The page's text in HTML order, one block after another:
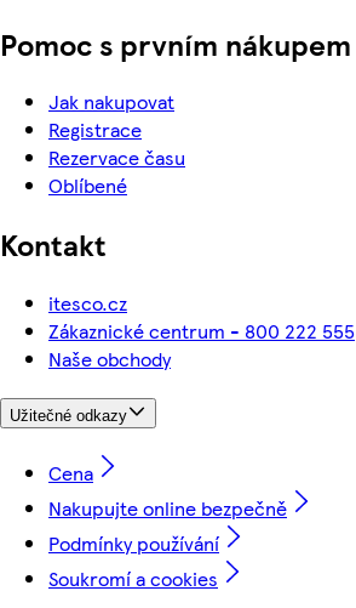
Pomoc s prvním nákupem
Jak nakupovat
Registrace
Rezervace času
Oblíbené
Kontakt
itesco.cz
Zákaznické centrum - 800 222 555
Naše obchody
Užitečné odkazy
Cena
Nakupujte online bezpečně
Podmínky používání
Soukromí a cookies